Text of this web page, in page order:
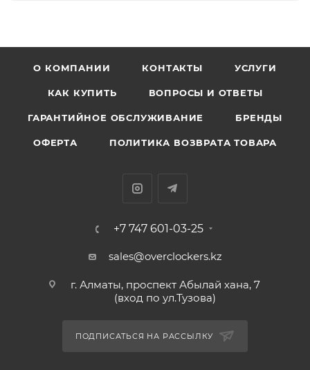
О КОМПАНИИ КОНТАКТЫ УСЛУГИ
КАК КУПИТЬ ВОПРОСЫ И ОТВЕТЫ
ГАРАНТИЙНОЕ ОБСЛУЖИВАНИЕ БРЕНДЫ
ОФЕРТА ПОЛИТИКА ВОЗВРАТА ТОВАРА
+7 747 601-03-25
sales@overclockers.kz
г. Алматы, проспект Абылай хана, 7
(вход по ул.Тузова)
ПОДПИСАТЬСЯ НА РАССЫЛКУ